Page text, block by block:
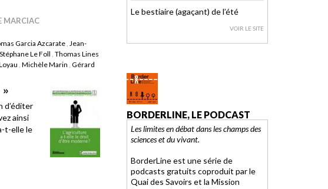
MARCIAC
Garcia Azcarate, Jean-
Stéphane Le Foll , Thomas Lines
, Michèle Marin , Gérard
d’éditer
ainsi
t-elle le
Le bestiaire (agaçant) de l’été
VOIR LE SITE
BORDERLINE, LE PODCAST
Les limites en débat dans les champs des
sciences et du vivant.
BorderLine est une série de
podcasts gratuits coproduit par le
Quai des Savoirs et la Mission